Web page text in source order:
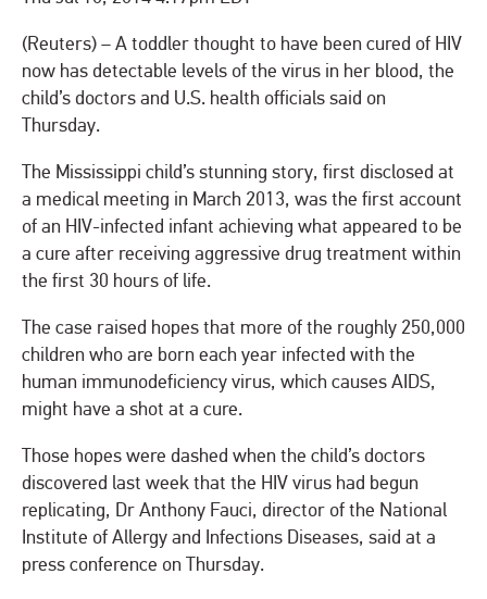
(Reuters) – A toddler thought to have been cured of HIV
now has detectable levels of the virus in her blood, the
child’s doctors and U.S. health officials said on
Thursday.
The Mississippi child’s stunning story, first disclosed at
a medical meeting in March 2013, was the first account
of an HIV-infected infant achieving what appeared to be
a cure after receiving aggressive drug treatment within
the first 30 hours of life.
The case raised hopes that more of the roughly 250,000
children who are born each year infected with the
human immunodeficiency virus, which causes AIDS,
might have a shot at a cure.
Those hopes were dashed when the child’s doctors
discovered last week that the HIV virus had begun
replicating, Dr Anthony Fauci, director of the National
Institute of Allergy and Infections Diseases, said at a
press conference on Thursday.